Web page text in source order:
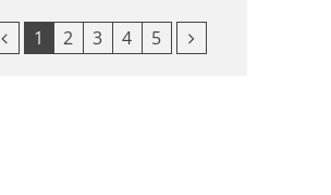
Vorherige Seite
1 2 3 4 5 Nächste Seite